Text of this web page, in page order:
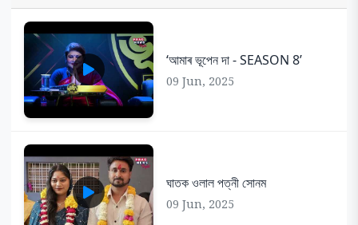
‘আমাৰ ভূপেন দা - SEASON 8’
09 Jun, 2025
ঘাতক ওলাল পত্নী সোনম
09 Jun, 2025